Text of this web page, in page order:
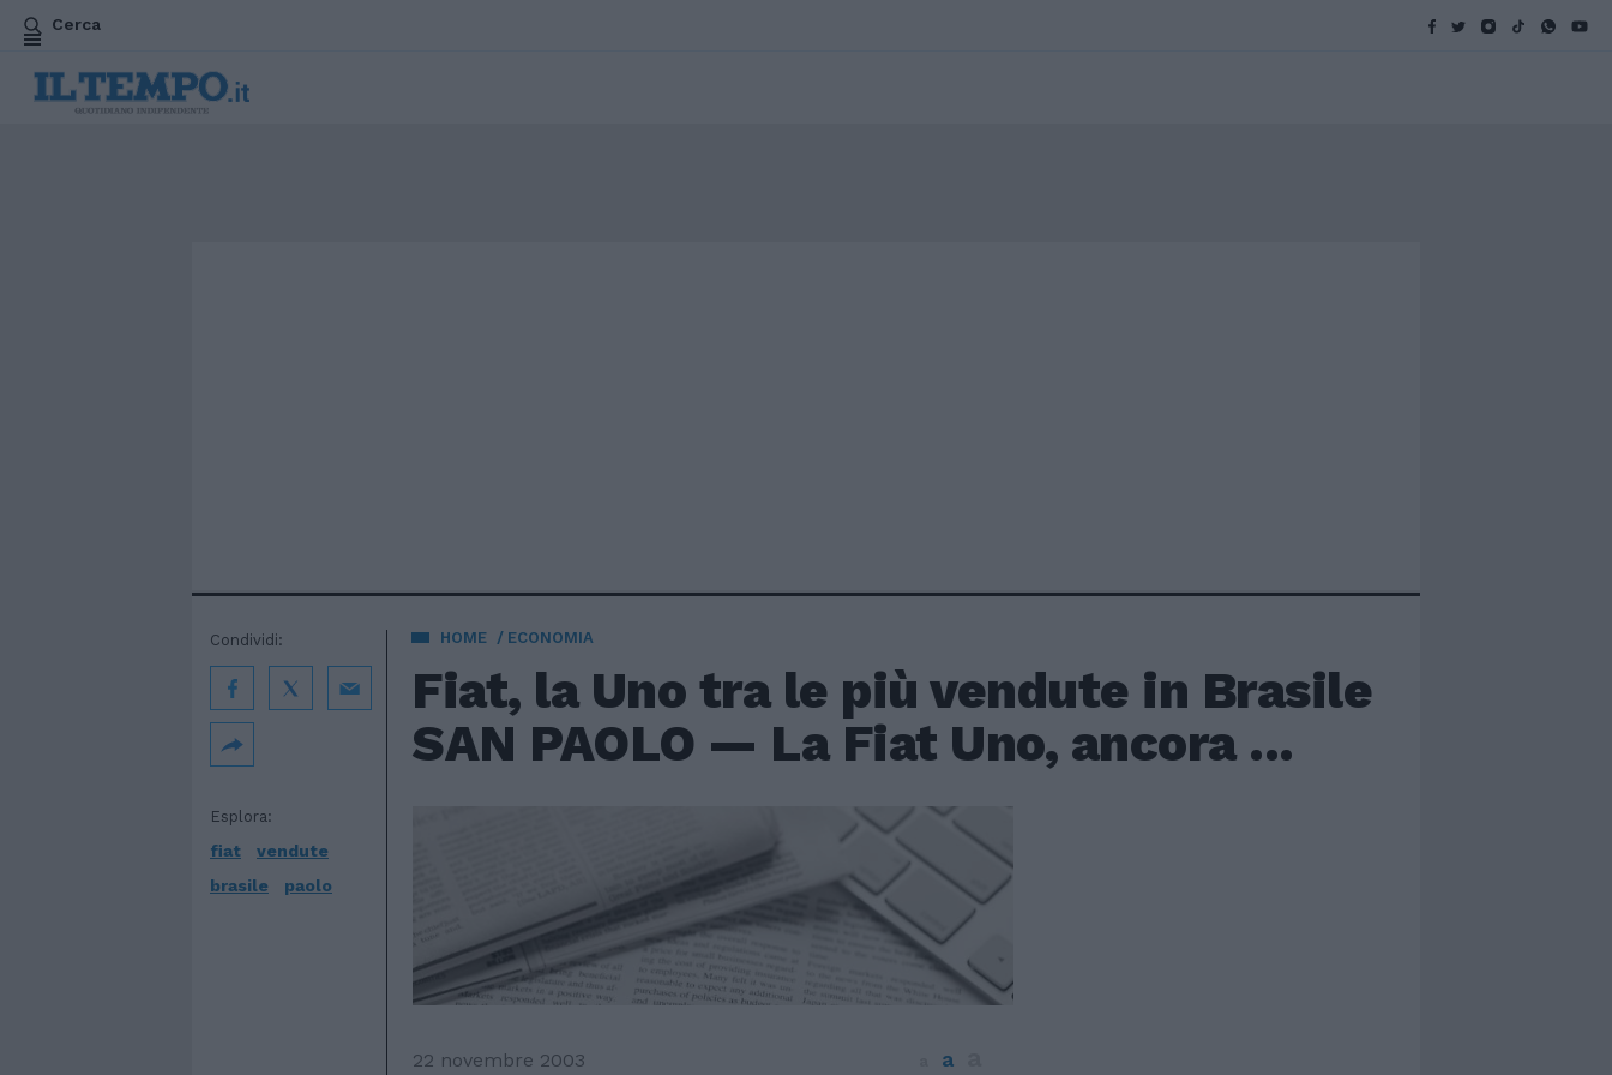
Cerca
HOME ECONOMIA
Fiat, la Uno tra le più vendute in Brasile
SAN PAOLO — La Fiat Uno, ancora ...
Esplora:
fiat
vendute
brasile
paolo
Condividi:
22 novembre 2003 a